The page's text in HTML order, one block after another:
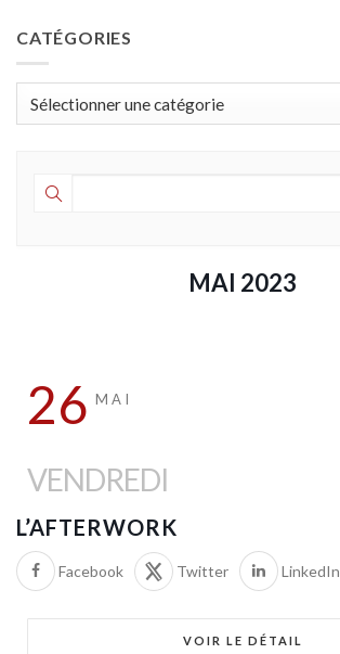
CATÉGORIES
MAI 2023
26 MAI
VENDREDI
L’AFTERWORK
Facebook Twitter LinkedIn
VOIR LE DÉTAIL